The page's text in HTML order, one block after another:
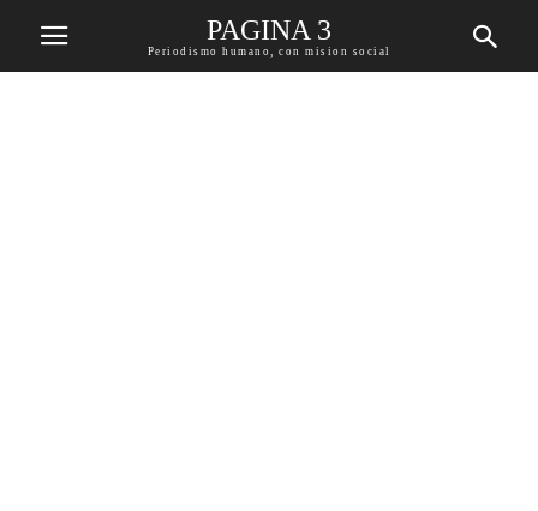
PAGINA 3
Periodismo humano, con mision social